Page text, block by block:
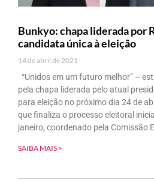
Bunkyo: chapa liderada por
candidata única à eleição
14 de abril de 2021
“Unidos em um futuro melhor” –
pela chapa liderada pelo atual
para eleição no próximo dia 24 de
que finaliza o processo eleitoral
janeiro, coordenado pela Comissão
SAIBA MAIS >